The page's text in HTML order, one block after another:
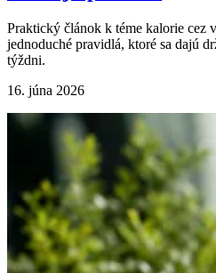
Praktický článok k téme kalorie cez
jednoduché pravidlá, ktoré sa dajú
týždni.
16. júna 2026